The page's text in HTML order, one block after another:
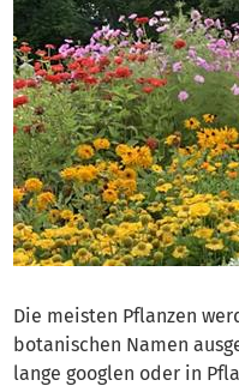
Die meisten Pflanzen
botanischen Namen
lange googlen oder in